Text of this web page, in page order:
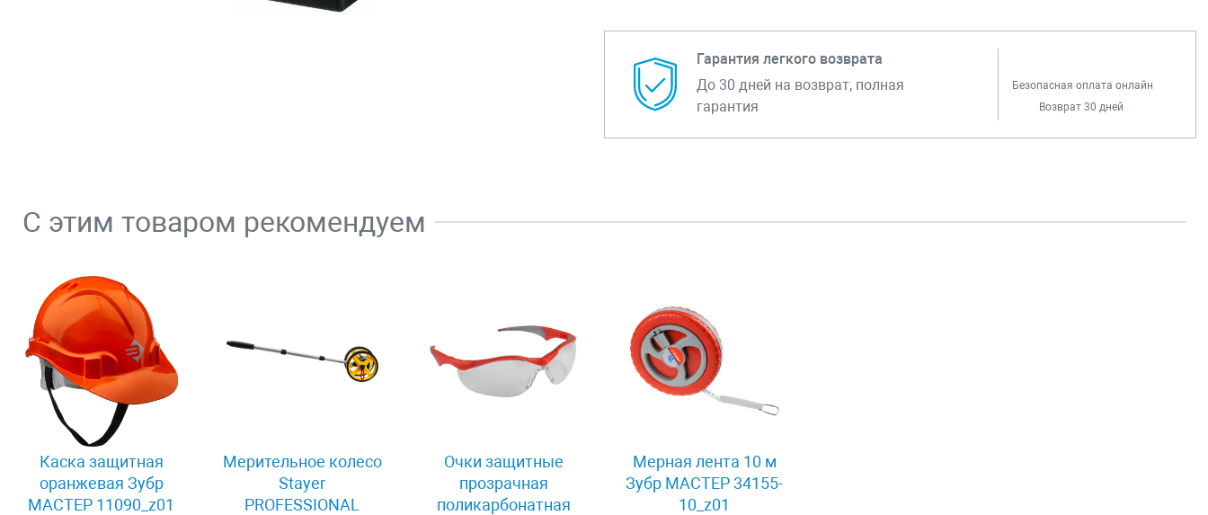
Гарантия легкого возврата
До 30 дней на возврат, полная
гарантия
Безопасная оплата онлайн
Возврат 30 дней
С этим товаром рекомендуем
Каска защитная
оранжевая Зубр
МАСТЕР 11090_z01
Мерительное колесо
Stayer
PROFESSIONAL
Очки защитные
прозрачная
поликарбонатная
Мерная лента 10 м
Зубр МАСТЕР 34155-
10_z01